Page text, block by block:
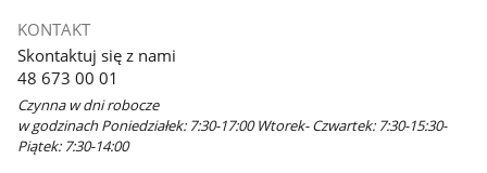
KONTAKT
Skontaktuj się z nami
48 673 00 01
Czynna w dni robocze
w godzinach Poniedziałek: 7:30-17:00 Wtorek- Czwartek: 7:30-15:30-
Piątek: 7:30-14:00